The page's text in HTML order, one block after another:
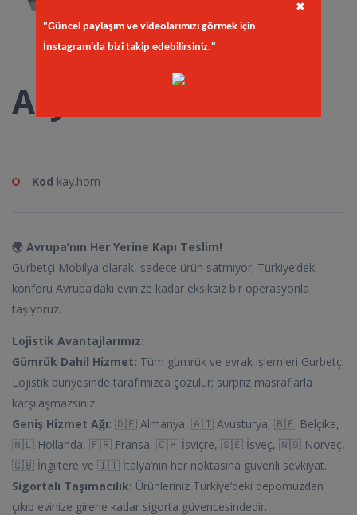
Arya Tv Ünitesi
Kod kay.hom
🌍 Avrupa’nın Her Yerine Kapı Teslim!
Gurbetçi Mobilya olarak, sadece ürün satmıyor; Türkiye’deki
konforu Avrupa’daki evinize kadar eksiksiz bir operasyonla
taşıyoruz.
Lojistik Avantajlarımız:
Gümrük Dahil Hizmet: Tüm gümrük ve evrak işlemleri Gurbetçi
Lojistik bünyesinde tarafımızca çözülür; sürpriz masraflarla
karşılaşmazsınız.
Geniş Hizmet Ağı: 🇩🇪 Almanya, 🇦🇹 Avusturya, 🇧🇪 Belçika,
🇳🇱 Hollanda, 🇫🇷 Fransa, 🇨🇭 İsviçre, 🇸🇪 İsveç, 🇳🇴 Norveç,
🇬🇧 İngiltere ve 🇮🇹 İtalya’nın her noktasına güvenli sevkiyat.
Sigortalı Taşımacılık: Ürünleriniz Türkiye’deki depomuzdan
çıkıp evinize girene kadar sigorta güvencesindedir.
"Güncel paylaşım ve videolarımızı görmek için
İnstagram'da bizi takip edebilirsiniz."
✖